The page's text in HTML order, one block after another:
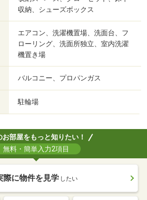
収納、シューズボックス
エアコン、洗濯機置場、洗面台、フ
ローリング、洗面所独立、室内洗濯
機置き場
バルコニー、プロパンガス
駐輪場
お部屋をもっと知りたい！
無料・簡単入力2項目
際に物件を見学 したい